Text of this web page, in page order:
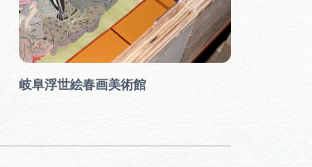
岐阜浮世絵春画美術館